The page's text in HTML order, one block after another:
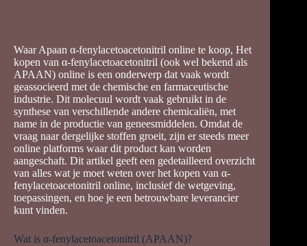
Waar Apaan α-fenylacetoacetonitril online te koop, Het
kopen van α-fenylacetoacetonitril (ook wel bekend als
APAAN) online is een onderwerp dat vaak wordt
geassocieerd met de chemische en farmaceutische
industrie. Dit molecuul wordt vaak gebruikt in de
synthese van verschillende andere chemicaliën, met
name in de productie van geneesmiddelen. Omdat de
vraag naar dergelijke stoffen groeit, zijn er steeds meer
online platforms waar dit product kan worden
aangeschaft. Dit artikel geeft een gedetailleerd overzicht
van alles wat je moet weten over het kopen van α-
fenylacetoacetonitril online, inclusief de wetgeving,
toepassingen, en hoe je een betrouwbare leverancier
kunt vinden.
Wat is α-fenylacetoacetonitril (APAAN)?